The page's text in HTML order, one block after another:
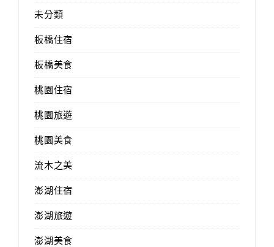
未分類
板橋住宿
板橋美食
桃園住宿
桃園旅遊
桃園美食
流木之美
澎湖住宿
澎湖旅遊
澎湖美食